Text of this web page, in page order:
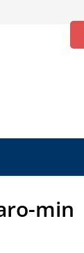
min